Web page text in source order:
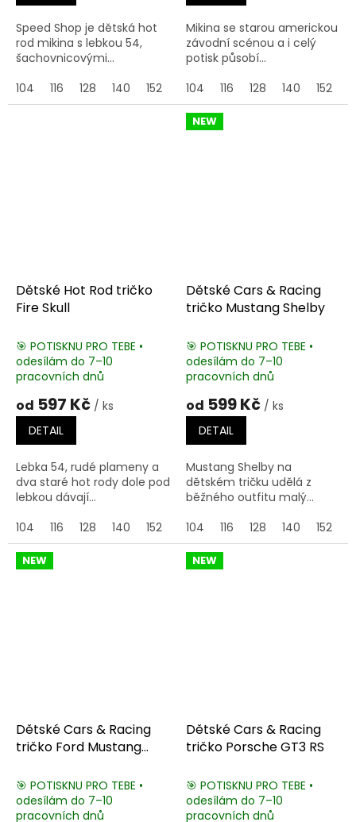
Speed Shop je dětská hot
rod mikina s lebkou 54,
šachovnicovými...
104
116 128 140 152 164
Mikina se starou americkou
závodní scénou a i celý
potisk působí...
104
116 128 140 152
Dětské Hot Rod tričko
Fire Skull
🎯 POTISKNU PRO TEBE •
odesílám do 7–10
pracovních dnů
od 597 Kč / ks
DETAIL
Lebka 54, rudé plameny a
dva staré hot rody dole pod
lebkou dávají...
104
116 128 140 152 164
NEW
Dětské Cars & Racing
tričko Mustang Shelby
🎯 POTISKNU PRO TEBE •
odesílám do 7–10
pracovních dnů
od 599 Kč / ks
DETAIL
Mustang Shelby na
dětském tričku udělá z
běžného outfitu malý...
104
116 128 140 152
NEW
Dětské Cars & Racing
tričko Ford Mustang
🎯 POTISKNU PRO TEBE •
odesílám do 7–10
pracovních dnů
NEW
Dětské Cars & Racing
tričko Porsche GT3 RS
🎯 POTISKNU PRO TEBE •
odesílám do 7–10
pracovních dnů